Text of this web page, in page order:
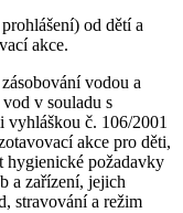
od dětí a
akce.
vodou a
v souladu s
č. 106/2001
akce pro děti,
hygienické požadavky
a zařízení, jejich
stravování a režim